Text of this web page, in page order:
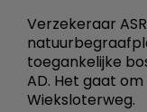
Verzekeraar
toegankelijke
AD. Het gaat
Wieksloterweg.